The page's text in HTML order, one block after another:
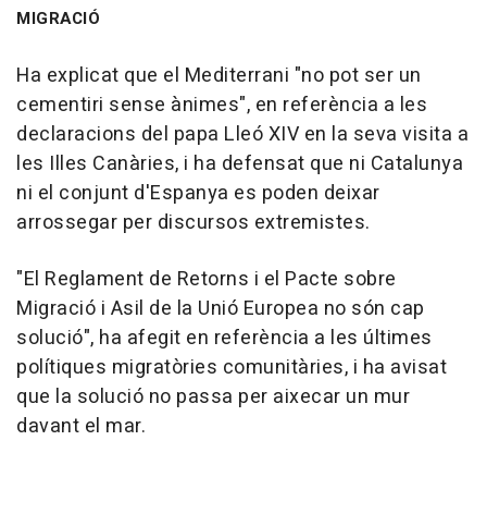
MIGRACIÓ
Ha explicat que el Mediterrani "no pot ser un
cementiri sense ànimes", en referència a les
declaracions del papa Lleó XIV en la seva visita a
les Illes Canàries, i ha defensat que ni Catalunya
ni el conjunt d'Espanya es poden deixar
arrossegar per discursos extremistes.
"El Reglament de Retorns i el Pacte sobre
Migració i Asil de la Unió Europea no són cap
solució", ha afegit en referència a les últimes
polítiques migratòries comunitàries, i ha avisat
que la solució no passa per aixecar un mur
davant el mar.